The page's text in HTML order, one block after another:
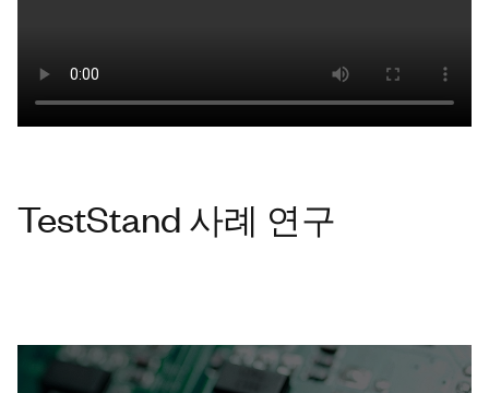
TestStand 사례 연구